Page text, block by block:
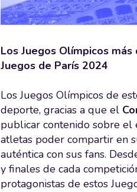
Los Juegos Olímpicos
Juegos de París 2024
Los Juegos Olímpicos de
deporte, gracias a que el
publicar contenido sobre el
atletas poder compartir en
auténtica con sus fans.
y finales de cada
protagonistas de estos